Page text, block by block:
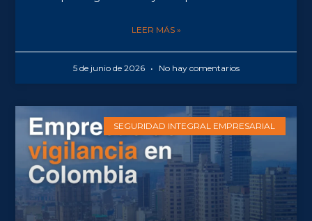
LEER MÁS »
5 de junio de 2026 No hay comentarios
SEGURIDAD INTEGRAL EMPRESARIAL